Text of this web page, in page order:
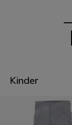
5
6
Kinder